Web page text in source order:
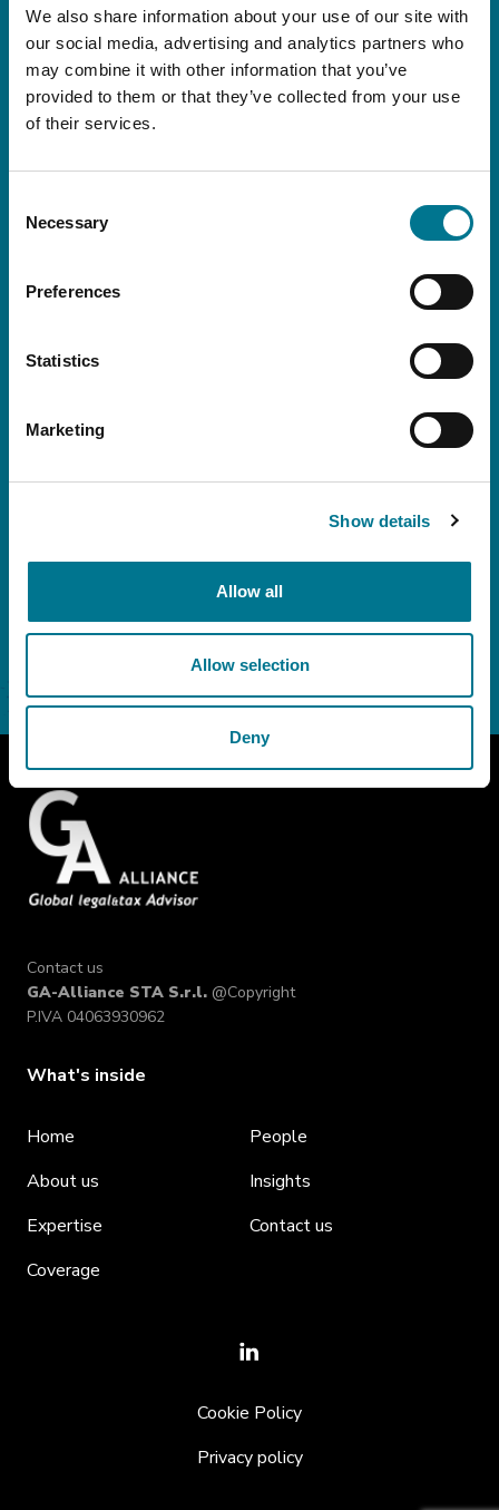
We also share information about your use of our site with
our social media, advertising and analytics partners who
may combine it with other information that you’ve
provided to them or that they’ve collected from your use
of their services.
Selection
Necessary
Preferences
Statistics
Marketing
Show details
Allow all
Allow selection
Deny
ed internazionali, oltre a tutti gli eventi e le
iniziative dello Studio.
Acconsento al trattamento dei miei dati personali per la finalità di cui
Contact us
GA-Alliance STA S.r.l. @Copyright
P.IVA 04063930962
What's inside
Home
About us
Expertise
Coverage
People
Insights
Contact us
Cookie Policy
Privacy policy